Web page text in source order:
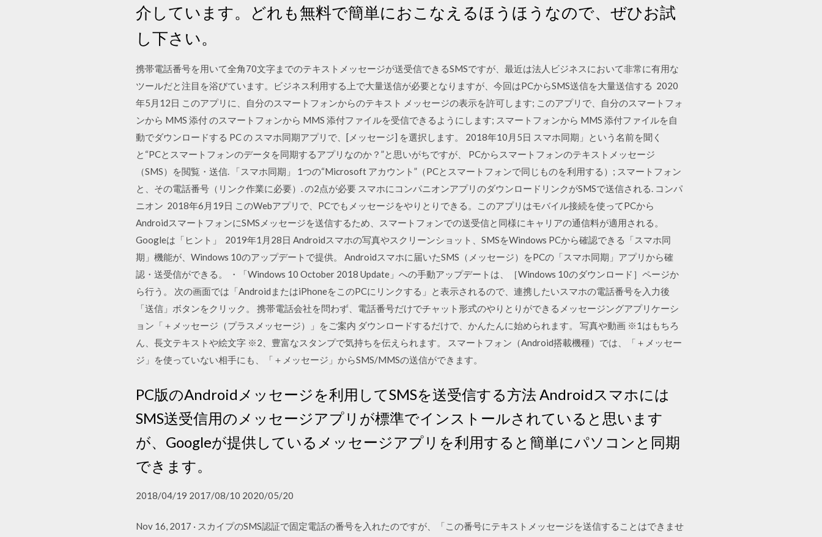
介しています。どれも無料で簡単におこなえるほうほうなので、ぜひお試
し下さい。
携帯電話番号を用いて全角70文字までのテキストメッセージが送受信できるSMSですが、最近は法人ビジネスにおいて非常に有用な
ツールだと注目を浴びています。ビジネス利用する上で大量送信が必要となりますが、今回はPCからSMS送信を大量送信する 2020
年5月12日 このアプリに、自分のスマートフォンからのテキスト メッセージの表示を許可します; このアプリで、自分のスマートフォ
ンから MMS 添付 のスマートフォンから MMS 添付ファイルを受信できるようにします; スマートフォンから MMS 添付ファイルを自
動でダウンロードする PC の スマホ同期アプリで、[メッセージ] を選択します。 2018年10月5日 スマホ同期」という名前を聞く
と“PCとスマートフォンのデータを同期するアプリなのか？”と思いがちですが、 PCからスマートフォンのテキストメッセージ
（SMS）を閲覧・送信. 「スマホ同期」 1つの“Microsoft アカウント”（PCとスマートフォンで同じものを利用する）; スマートフォン
と、その電話番号（リンク作業に必要）. の2点が必要 スマホにコンパニオンアプリのダウンロードリンクがSMSで送信される. コンパ
ニオン 2018年6月19日 このWebアプリで、PCでもメッセージをやりとりできる。このアプリはモバイル接続を使ってPCから
AndroidスマートフォンにSMSメッセージを送信するため、スマートフォンでの送受信と同様にキャリアの通信料が適用される。
Googleは「ヒント」 2019年1月28日 Androidスマホの写真やスクリーンショット、SMSをWindows PCから確認できる「スマホ同
期」機能が、Windows 10のアップデートで提供。 Androidスマホに届いたSMS（メッセージ）をPCの「スマホ同期」アプリから確
認・送受信ができる。 ・「Windows 10 October 2018 Update」への手動アップデートは、［Windows 10のダウンロード］ページか
ら行う。 次の画面では「AndroidまたはiPhoneをこのPCにリンクする」と表示されるので、連携したいスマホの電話番号を入力後
「送信」ボタンをクリック。 携帯電話会社を問わず、電話番号だけでチャット形式のやりとりができるメッセージングアプリケーシ
ョン「＋メッセージ（プラスメッセージ）」をご案内 ダウンロードするだけで、かんたんに始められます。 写真や動画 ※1はもちろ
ん、長文テキストや絵文字 ※2、豊富なスタンプで気持ちを伝えられます。 スマートフォン（Android搭載機種）では、「＋メッセー
ジ」を使っていない相手にも、「＋メッセージ」からSMS/MMSの送信ができます。
PC版のAndroidメッセージを利用してSMSを送受信する方法 Androidスマホには
SMS送受信用のメッセージアプリが標準でインストールされていると思います
が、Googleが提供しているメッセージアプリを利用すると簡単にパソコンと同期
できます。
2018/04/19 2017/08/10 2020/05/20
Nov 16, 2017 · スカイプのSMS認証で固定電話の番号を入れたのですが、「この番号にテキストメッセージを送信することはできませ